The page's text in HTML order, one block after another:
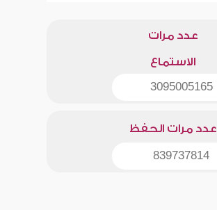
عدد مرات
الاستماع
3095005165
عدد مرات الحفظ
839737814